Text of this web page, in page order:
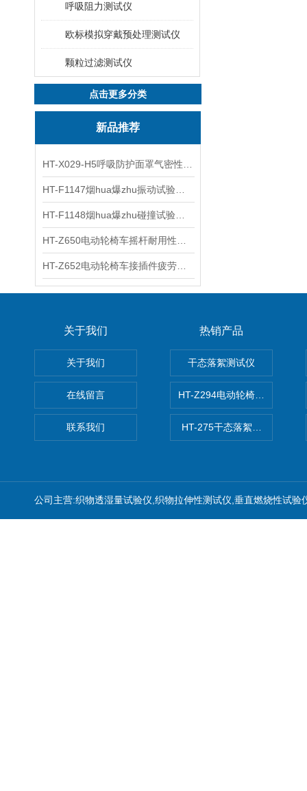
呼吸阻力测试仪
欧标模拟穿戴预处理测试仪
颗粒过滤测试仪
点击更多分类
新品推荐
关于我们
关于我们
在线留言
联系我们
热销产品
干态落絮测试仪
HT-Z294电动轮椅车耗电量测
HT-275干态落絮测试仪
公司主营:织物透湿量试验仪,织物拉伸性测试仪,垂直燃烧性试验